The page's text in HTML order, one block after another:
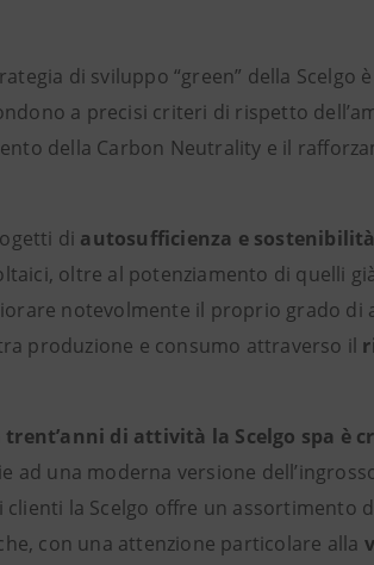
di sviluppo “green” della Scelgo
a precisi criteri di rispetto
della Carbon Neutrality e il
di autosufficienza e
oltre al potenziamento di quelli
notevolmente il proprio grado
produzione e consumo attraverso il
trent’anni di attività la Scelgo spa è
ad una moderna versione
la Scelgo offre un assortimento
con una attenzione particolare alla